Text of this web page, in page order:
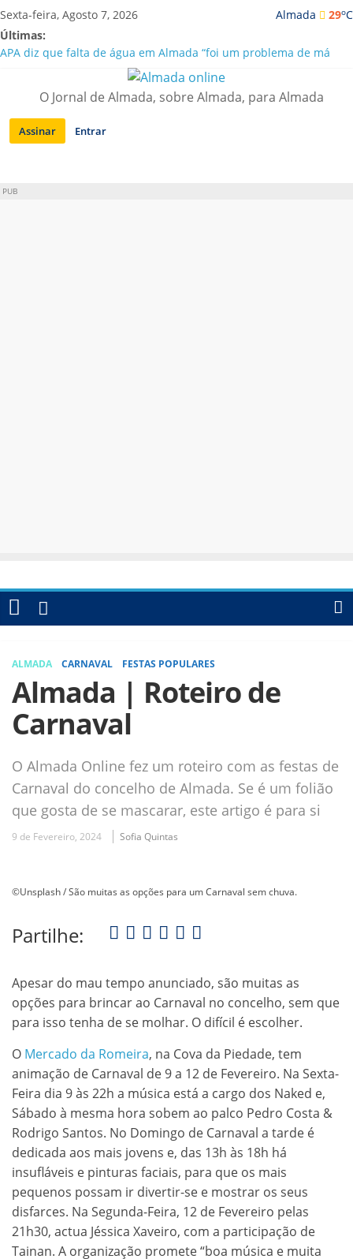
Saltar
para
conteúdo
Almada 29oC
Sexta-feira, Agosto 7, 2026
Últimas:
APA diz que falta de água em Almada “foi um problema de má
Laranjeiro | Cultura pop asiática invade a Casa Amarela
Ponte 25 de Abril celebra 60 anos com programa cultural entre
Lisboa e Almada
Situação de alerta em Almada renovada até final de Agosto
O Jornal de Almada, sobre Almada, para Almada
Assinar Entrar
PUB
ALMADA CARNAVAL FESTAS POPULARES
Almada | Roteiro de
Carnaval
O Almada Online fez um roteiro com as festas de
Carnaval do concelho de Almada. Se é um folião
que gosta de se mascarar, este artigo é para si
9 de Fevereiro, 2024 Sofia Quintas
©Unsplash / São muitas as opções para um Carnaval sem chuva.
Partilhe:
Apesar do mau tempo anunciado, são muitas as
opções para brincar ao Carnaval no concelho, sem que
para isso tenha de se molhar. O difícil é escolher.
O Mercado da Romeira, na Cova da Piedade, tem
animação de Carnaval de 9 a 12 de Fevereiro. Na Sexta-
Feira dia 9 às 22h a música está a cargo dos Naked e,
Sábado à mesma hora sobem ao palco Pedro Costa &
Rodrigo Santos. No Domingo de Carnaval a tarde é
dedicada aos mais jovens e, das 13h às 18h há
insufláveis e pinturas faciais, para que os mais
pequenos possam ir divertir-se e mostrar os seus
disfarces. Na Segunda-Feira, 12 de Fevereiro pelas
21h30, actua Jéssica Xaveiro, com a participação de
Tainan. A organização promete “boa música e muita